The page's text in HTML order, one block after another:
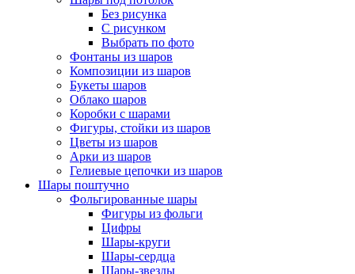
Без рисунка
С рисунком
Выбрать по фото
Фонтаны из шаров
Композиции из шаров
Букеты шаров
Облако шаров
Коробки с шарами
Фигуры, стойки из шаров
Цветы из шаров
Арки из шаров
Гелиевые цепочки из шаров
Шары поштучно
Фольгированные шары
Фигуры из фольги
Цифры
Шары-круги
Шары-сердца
Шары-звезды